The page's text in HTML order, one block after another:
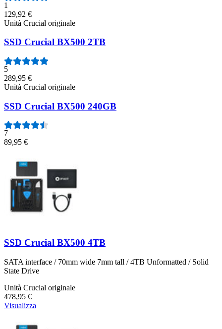
1
129,92 €
Unità Crucial originale
SSD Crucial BX500 2TB
5
289,95 €
Unità Crucial originale
SSD Crucial BX500 240GB
7
89,95 €
SSD Crucial BX500 4TB
SATA interface / 70mm wide 7mm tall / 4TB Unformatted / Solid
State Drive
Unità Crucial originale
478,95 €
Visualizza